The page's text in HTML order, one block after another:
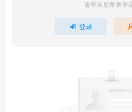
请登录后发表评
登录